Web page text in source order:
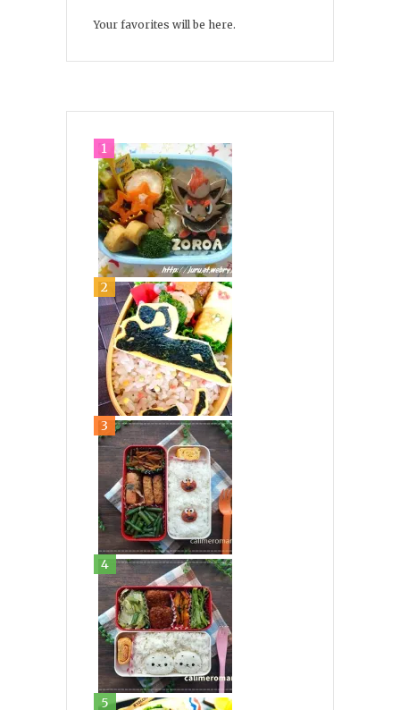
Your favorites will be here.